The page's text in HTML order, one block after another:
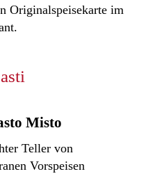
Originalspeisekarte im
Misto
Teller von
Vorspeisen